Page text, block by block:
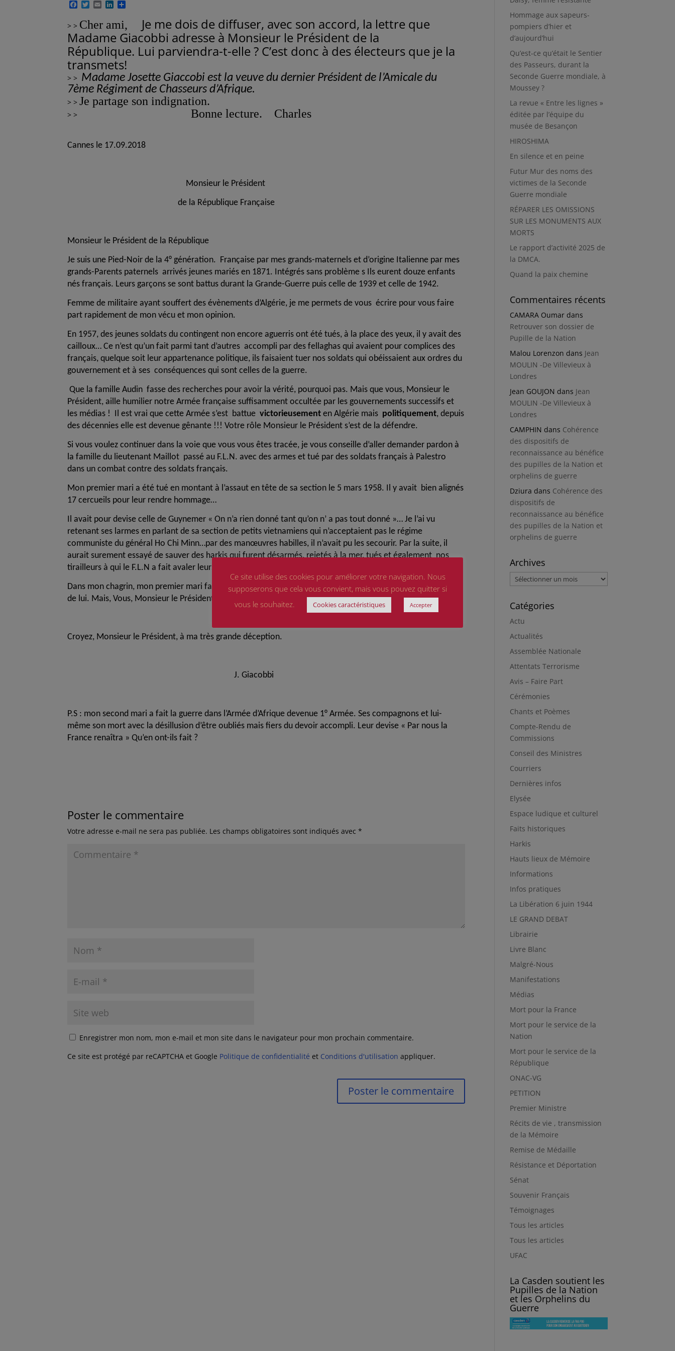
F
c
e
b
o
o
k
T
i
t
t
e
r
E
a
i
l
L
n
k
e
d
I
n
t
a
g
e
r
> > Cher ami,
Je me dois de diffuser, avec son accord, la lettre que
Madame Giacobbi adresse à Monsieur le Président de la
République. Lui parviendra-t-elle ? C’est donc à des électeurs que je la
transmets!
> > Madame Josette Giaccobi est la veuve du dernier Président de l’Amicale du
7ème Régiment de Chasseurs d’Afrique.
> >Je partage son indignation.
> > Bonne lecture. Charles
Cannes le 17.09.2018
Monsieur le Président
de la République Française
Monsieur le Président de la République
Je suis une Pied-Noir de la 4° génération. Française par mes grands-maternels et d’origine Italienne par mes
grands-Parents paternels arrivés jeunes mariés en 1871. Intégrés sans problème s Ils eurent douze enfants
nés français. Leurs garçons se sont battus durant la Grande-Guerre puis celle de 1939 et celle de 1942.
Femme de militaire ayant souffert des évènements d’Algérie, je me permets de vous écrire pour vous faire
part rapidement de mon vécu et mon opinion.
En 1957, des jeunes soldats du contingent non encore aguerris ont été tués, à la place des yeux, il y avait des
cailloux… Ce n’est qu’un fait parmi tant d’autres accompli par des fellaghas qui avaient pour complices des
français, quelque soit leur appartenance politique, ils faisaient tuer nos soldats qui obéissaient aux ordres du
gouvernement et à ses conséquences qui sont celles de la guerre.
Que la famille Audin fasse des recherches pour avoir la vérité, pourquoi pas. Mais que vous, Monsieur le
Président, aille humilier notre Armée française suffisamment occultée par les gouvernements successifs et
les médias ! Il est vrai que cette Armée s’est battuevictorieusement en Algérie mais politiquement, depuis
des décennies elle est devenue gênante !!! Votre rôle Monsieur le Président s’est de la défendre.
Si vous voulez continuer dans la voie que vous vous êtes tracée, je vous conseille d’aller demander pardon à
la famille du lieutenant Maillot passé au F.L.N. avec des armes et tué par des soldats français à Palestro
dans un combat contre des soldats français.
Mon premier mari a été tué en montant à l’assaut en tête de sa section le 5 mars 1958. Il y avait bien alignés
17 cercueils pour leur rendre hommage…
Il avait pour devise celle de Guynemer « On n’a rien donné tant qu’on n’ a pas tout donné »… Je l’ai vu
retenant ses larmes en parlant de sa section de petits vietnamiens qui n’acceptaient pas le régime
communiste du général Ho Chi Minn…par des manœuvres habilles, il n’avait pu les secourir. Par la suite, il
aurait surement essayé de sauver des harkis qui furent désarmés, rejetés à la mer, tués et également nos
tirailleurs à qui le F.L.N a fait avaler leurs médailles gagnées au combat…
Dans mon chagrin, mon premier mari faisait partie de ces héros mort pour la France et je suis toujours fière
de lui. Mais, Vous, Monsieur le Président n’avez fait que renforcer ma conviction « Honte d’être française »
Croyez, Monsieur le Président, à ma très grande déception.
J. Giacobbi
P.S : mon second mari a fait la guerre dans l’Armée d’Afrique devenue 1° Armée. Ses compagnons et lui-
même son mort avec la désillusion d’être oubliés mais fiers du devoir accompli. Leur devise « Par nous la
France renaîtra » Qu’en ont-ils fait ?
Poster le commentaire
Votre adresse e-mail ne sera pas publiée. Les champs obligatoires sont indiqués avec*
Enregistrer mon nom, mon e-mail et mon site dans le navigateur pour mon prochain commentaire.
Ce site est protégé par reCAPTCHA et Google Politique de confidentialité et Conditions d'utilisation appliquer.
Hommage aux sapeurs-
pompiers d’hier et
d’aujourd’hui
Qu’est-ce qu’était le Sentier
des Passeurs, durant la
Seconde Guerre mondiale, à
Moussey ?
La revue « Entre les lignes »
éditée par l’équipe du
musée de Besançon
HIROSHIMA
En silence et en peine
Futur Mur des noms des
victimes de la Seconde
Guerre mondiale
RÉPARER LES OMISSIONS
SUR LES MONUMENTS AUX
MORTS
Le rapport d’activité 2025 de
la DMCA.
Quand la paix chemine
Commentaires récents
CAMARA Oumar dans
Retrouver son dossier de
Pupille de la Nation
Malou Lorenzon dans Jean
MOULIN -De Villevieux à
Londres
Jean GOUJON dans Jean
MOULIN -De Villevieux à
Londres
CAMPHIN dans Cohérence
des dispositifs de
reconnaissance au bénéfice
des pupilles de la Nation et
orphelins de guerre
Dziura dans Cohérence des
dispositifs de
reconnaissance au bénéfice
des pupilles de la Nation et
orphelins de guerre
Archives
Archives
Catégories
Actu
Actualités
Assemblée Nationale
Attentats Terrorisme
Avis – Faire Part
Cérémonies
Chants et Poèmes
Compte-Rendu de
Commissions
Conseil des Ministres
Courriers
Dernières infos
Elysée
Espace ludique et culturel
Faits historiques
Harkis
Hauts lieux de Mémoire
Informations
Infos pratiques
La Libération 6 juin 1944
LE GRAND DEBAT
Librairie
Livre Blanc
Malgré-Nous
Manifestations
Médias
Mort pour la France
Mort pour le service de la
Nation
Mort pour le service de la
République
ONAC-VG
PETITION
Premier Ministre
Récits de vie , transmission
de la Mémoire
Remise de Médaille
Résistance et Déportation
Sénat
Souvenir Français
Témoignages
Tous les articles
Tous les articles
UFAC
La Casden soutient les
Pupilles de la Nation
et les Orphelins du
Guerre
Ce site utilise des cookies pour améliorer votre navigation. Nous
supposerons que cela vous convient, mais vous pouvez quitter si
vous le souhaitez.
Cookies caractéristiques Accepter